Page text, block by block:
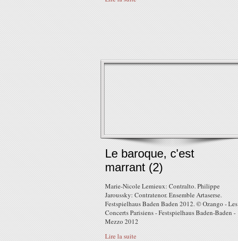
Le baroque, c'est
marrant (2)
Marie-Nicole Lemieux: Contralto. Philippe
Jaroussky: Contratenor. Ensemble Artaserse.
Festspielhaus Baden Baden 2012. © Ozango - Les
Concerts Parisiens - Festspielhaus Baden-Baden -
Mezzo 2012
Lire la suite